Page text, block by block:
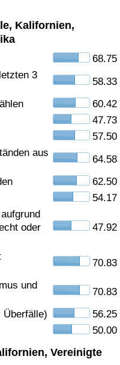
Kalifornien,
68.75
3
58.33
60.42
47.73
57.50
aus
64.58
62.50
54.17
oder
47.92
70.83
und
70.83
Überfälle)
56.25
50.00
Vereinigte
(aktuell)
nach Land
Land